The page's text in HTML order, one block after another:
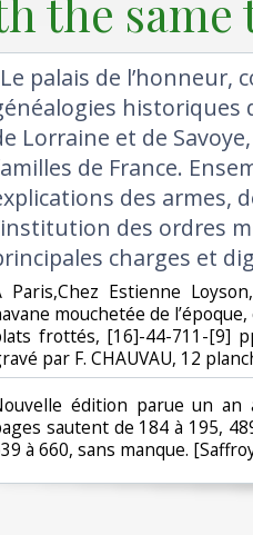
the
palais de l’honneur,
historiques
Lorraine et de
de France.
des armes,
des ordres
charges et
Paris,Chez Estienne
mouchetée de
frottés, [16]-44-711-[9]
par F. CHAUVAU, 12
édition parue un an
sautent de 184 à 195,
à 660, sans manque.